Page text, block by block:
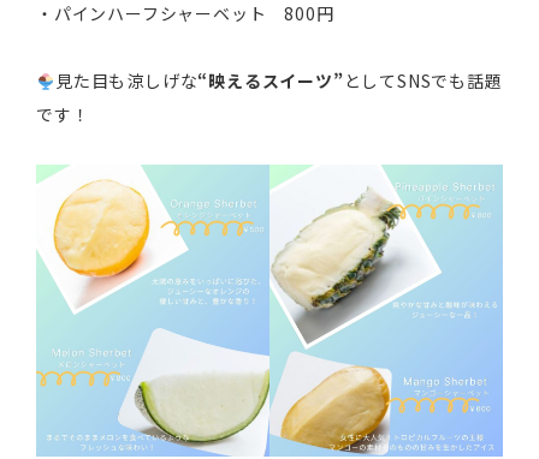
・パインハーフシャーベット 800円
見た目も涼しげな“映えるスイーツ”としてSNSでも話題
です！